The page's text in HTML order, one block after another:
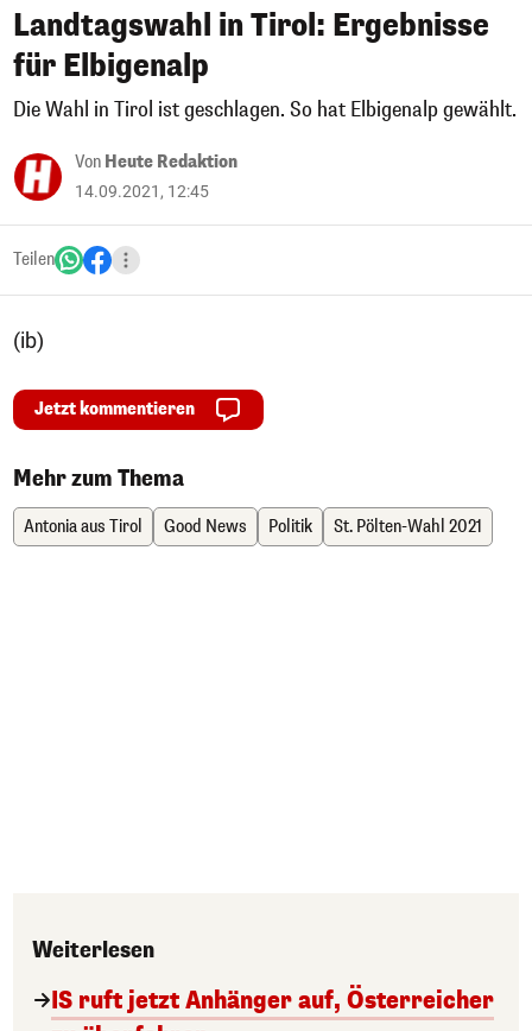
Landtagswahl in Tirol: Ergebnisse
für Elbigenalp
Die Wahl in Tirol ist geschlagen. So hat Elbigenalp gewählt.
Von Heute Redaktion
14.09.2021, 12:45
Teilen
(ib)
Jetzt kommentieren
Mehr zum Thema
Antonia aus Tirol Good News Politik St. Pölten-Wahl 2021
Weiterlesen
IS ruft jetzt Anhänger auf, Österreicher